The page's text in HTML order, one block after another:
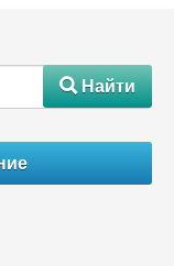
#Найти